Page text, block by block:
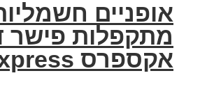
אופניים
מתקפלות פישר
אקספרס Fisher express